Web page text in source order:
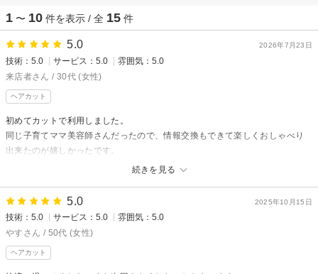
1 〜 10 件を表示 / 全 15 件
2026年7月23日
5.0
技術：5.0 サービス：5.0
雰囲気：5.0
来店者さん / 30代 (女性)
ヘアカット
続きを見る
初めてカットで利用しました。
同じ子育てママ美容師さんだったので、情報交換もできて楽しくおしゃべり
出来たのが嬉しかったです。
また、シャンプー台がカーテンで仕切られていて特別感がありました。
た。
2025年10月15日
5.0
技術：5.0 サービス：5.0
雰囲気：5.0
やすさん / 50代 (女性)
ヘアカット